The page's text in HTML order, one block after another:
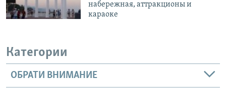
набережная, аттракционы и
караоке
Категории
ОБРАТИ ВНИМАНИЕ